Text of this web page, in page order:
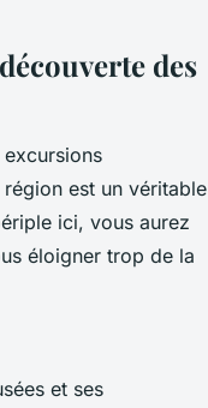
des
excursions
est un véritable
ici, vous aurez
éloigner trop de la
et ses